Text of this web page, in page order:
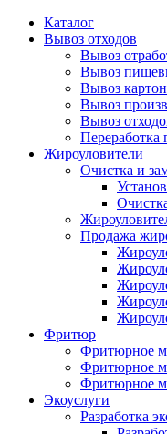
Каталог
Вывоз отходов
Вывоз
Вывоз
Вывоз
Вывоз
Вывоз
Переработка
Жироуловители
Очистка и
Продажа
Фритюр
Фритюрное
Фритюрное
Фритюрное
Экоуслуги
Разработка